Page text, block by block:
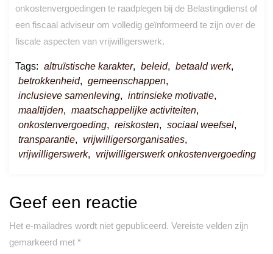
onkostenvergoedingen te raadplegen bij de Belastingdienst of
een fiscaal adviseur om volledig geïnformeerd te zijn over de
fiscale aspecten van vrijwilligerswerk.
Tags: altruïstische karakter, beleid, betaald werk,
betrokkenheid, gemeenschappen,
inclusieve samenleving, intrinsieke motivatie,
maaltijden, maatschappelijke activiteiten,
onkostenvergoeding, reiskosten, sociaal weefsel,
transparantie, vrijwilligersorganisaties,
vrijwilligerswerk, vrijwilligerswerk onkostenvergoeding
Geef een reactie
Het e-mailadres wordt niet gepubliceerd. Vereiste velden zijn
gemarkeerd met *